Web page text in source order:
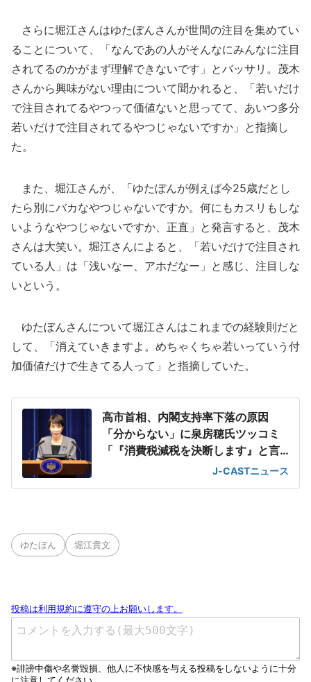
さらに堀江さんはゆたぼんさんが世間の注目を集めてい
ることについて、「なんであの人がそんなにみんなに注目
されてるのかがまず理解できないです」とバッサリ。茂木
さんから興味がない理由について聞かれると、「若いだけ
で注目されてるやつって価値ないと思ってて、あいつ多分
若いだけで注目されてるやつじゃないですか」と指摘し
た。
また、堀江さんが、「ゆたぼんが例えば今25歳だとし
たら別にバカなやつじゃないですか。何にもカスリもしな
いようなやつじゃないですか、正直」と発言すると、茂木
さんは大笑い。堀江さんによると、「若いだけで注目され
ている人」は「浅いなー、アホだなー」と感じ、注目しな
いという。
ゆたぼんさんについて堀江さんはこれまでの経験則だと
して、「消えていきますよ。めちゃくちゃ若いっていう付
加価値だけで生きてる人って」と指摘していた。
高市首相、内閣支持率下落の原因
「分からない」に泉房穂氏ツッコミ
「『消費税減税を決断します』と言
J-CASTニュース
ゆたぼん 堀江貴文